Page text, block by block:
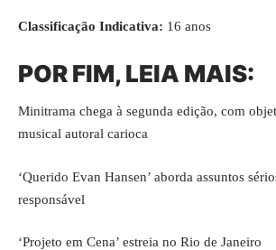
Classificação Indicativa: 16 anos
POR FIM, LEIA MAIS:
Minitrama chega à segunda edição, com
musical autoral carioca
‘Querido Evan Hansen’ aborda assuntos
responsável
‘Projeto em Cena’ estreia no Rio de Janeiro